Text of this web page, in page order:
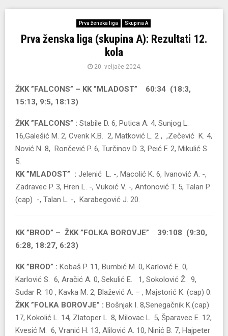
Prva ženska liga Skupina A
Prva ženska liga (skupina A): Rezultati 12.
kola
20. veljače 2024.
ŽKK ”FALCONS” – KK ”MLADOST” 60:34 (18:3,
15:13, 9:5, 18:13)
ŽKK ”FALCONS” : Stabile D. 6, Putica A. 4, Sunjog L.
16,Galešić M. 2, Cvenk K.B. 2, Matković L. 2 , ,Zečević K. 4,
Nović N. 8, Rončević P. 6, Turčinov D. 3, Peić F. 2, Mikulić S.
5.
KK ”MLADOST” : Jelenić L. -, Macolić K. 6, Ivanović A. -,
Zadravec P. 3, Hren L. -, Vukoić V. -, Antonović T. 5, Talan P.
(cap) -, Talan L. -, Karabegović J. 20.
KK ”BROD” – ŽKK ”FOLKA BOROVJE” 39:108 (9:30,
6:28, 18:27, 6:23)
KK ”BROD” : Kobaš P. 11, Bumbić M. 0, Karlović E. 0,
Karlović S. 6, Aračić A. 0, Sekulić E. 1, Sokolović Ž. 9,
Sudar R. 10 , Kavka M. 2, Blažević A. – , Majstorić K. (cap) 0.
ŽKK ”FOLKA BOROVJE” : Bošnjak I. 8,Senegačnik K.(cap)
17, Kokolić L. 14, Zlatoper L. 8, Milovac L. 5, Šparavec E. 12,
Kvesić M. 6, Vranić H. 13, Alilović A. 10, Ninić B. 7, Hajpeter